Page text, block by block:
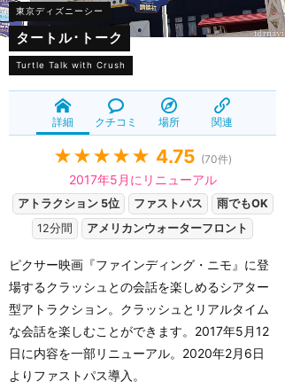
東京ディズニーシー
タートル･トーク
Turtle Talk with Crush
詳細 クチコミ 場所 関連
★★★★★ 4.75 (70件)
2017年5月にリニューアル
アトラクション 5位 ファストパス
雨でもOK
12分間
アメリカンウォーターフロント
ピクサー映画『ファインディング・ニモ』に登
場するクラッシュとの会話を楽しめるシアター
型アトラクション。クラッシュとリアルタイム
な会話を楽しむことができます。2017年5月12
日に内容を一部リニューアル。2020年2月6日
よりファストパス導入。